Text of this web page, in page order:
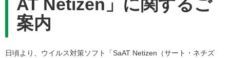
AT Netizen」に関するご
案内
日頃より、ウイルス対策ソフト「SaAT Netizen（サート・ネチズ